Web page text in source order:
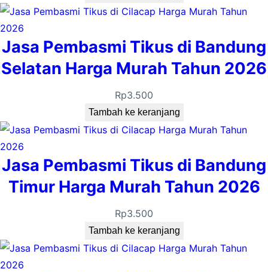
Jasa Pembasmi Tikus di Bandung
Selatan Harga Murah Tahun 2026
Rp3.500
Tambah ke keranjang
Jasa Pembasmi Tikus di Bandung
Timur Harga Murah Tahun 2026
Rp3.500
Tambah ke keranjang